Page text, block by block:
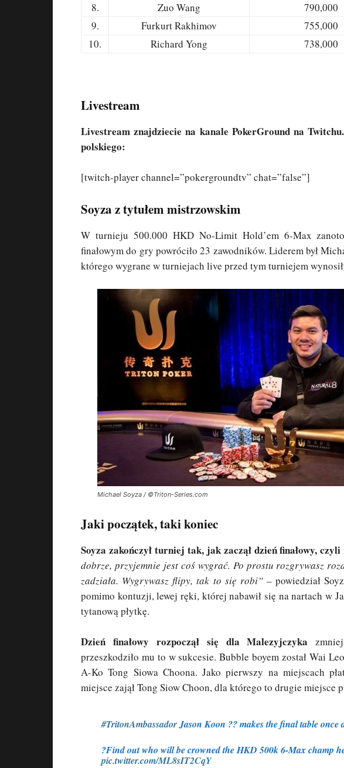
8.
Zuo Wang
790,000
9.
Furkurt Rakhimov
755,000
10.
Richard Yong 738,000
Livestream
Livestream znajdziecie na kanale PokerGround na
polskiego:
[twitch-player channel=”pokergroundtv” chat=”false”]
Soyza z tytułem mistrzowskim
W turnieju 500.000 HKD No-Limit Hold’em 6-Max
finałowym do gry powróciło 23 zawodników. Liderem był
którego wygrane w turniejach live przed tym turniejem
Michael Soyza / ©Triton-Series.com
Jaki początek, taki koniec
Soyza zakończył turniej tak, jak zaczął dzień finałowy,
dobrze, przyjemnie jest coś wygrać. Po prostu rozgrywasz
zadziała. Wygrywasz flipy, tak to się robi”– powiedział
pomimo kontuzji, lewej ręki, której nabawił się na nartach w
tytanową płytkę.
Dzień finałowy rozpoczął się dla Malezyjczyka
przeszkodziło mu to w sukcesie. Bubble boyem został Wai
A-Ko Tong Siowa Choona. Jako pierwszy na miejscach
miejsce zajął Tong Siow Choon, dla którego to drugie miejsce
#TritonAmbassadorJason Koon ?? makes the final table
?Find out who will be crowned the HKD 500k 6-Max champ
pic.twitter.com/ML8sIT2CqY